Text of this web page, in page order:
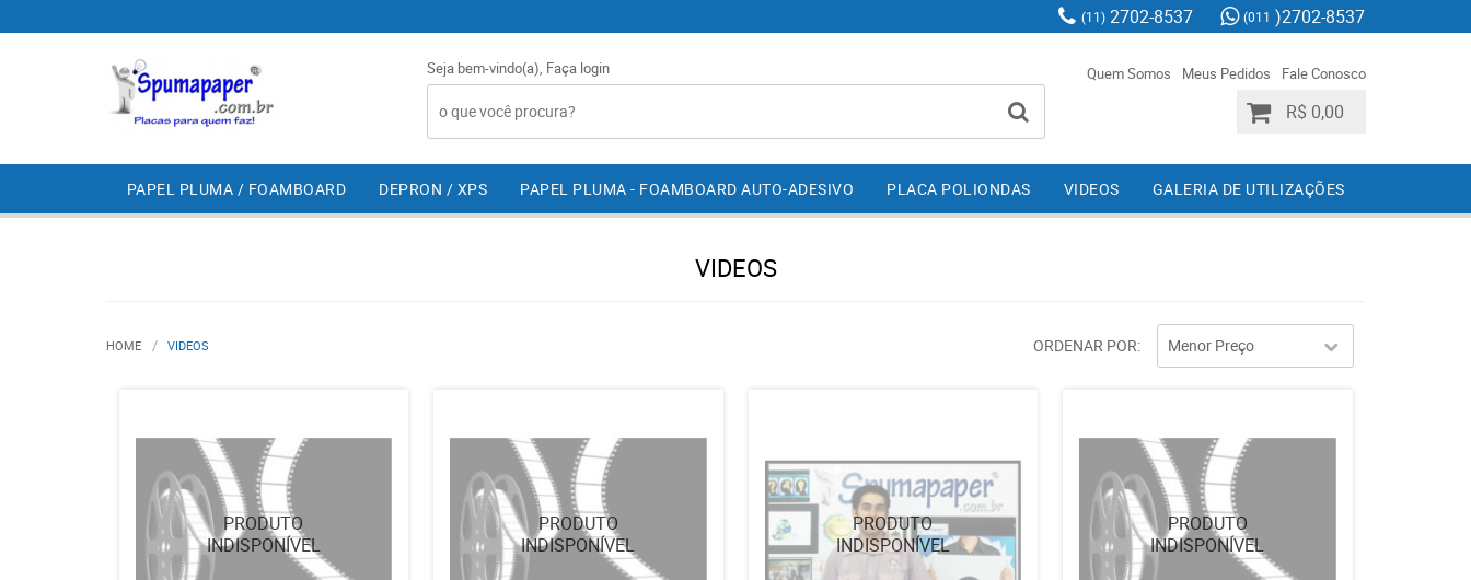
(11) 2702-8537 (011 )2702-8537
Seja bem-vindo(a), Faça login Quem Somos Meus Pedidos Fale Conosco
R$ 0,00
PAPEL PLUMA / FOAMBOARD DEPRON / XPS PAPEL PLUMA - FOAMBOARD AUTO-ADESIVO PLACA POLIONDAS VIDEOS GALERIA DE UTILIZAÇÕES
VIDEOS
HOME VIDEOS ORDENAR POR Menor Preço